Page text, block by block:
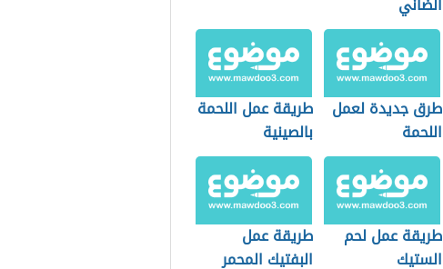
طرق جديدة لعمل
اللحمة
طريقة عمل اللحمة
بالصينية
طريقة عمل لحم
الستيك
طريقة عمل
البفتيك المحمر